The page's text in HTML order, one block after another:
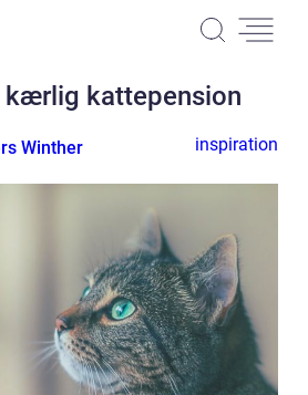
kærlig kattepension
Winther inspiration